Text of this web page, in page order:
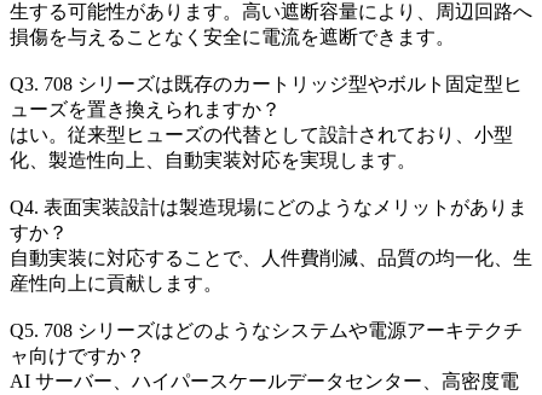
生する可能性があります。高い遮断容量により、周辺回路へ
損傷を与えることなく安全に電流を遮断できます。
Q3. 708 シリーズは既存のカートリッジ型やボルト固定型ヒ
ューズを置き換えられますか？
はい。従来型ヒューズの代替として設計されており、小型
化、製造性向上、自動実装対応を実現します。
Q4. 表面実装設計は製造現場にどのようなメリットがありま
すか？
自動実装に対応することで、人件費削減、品質の均一化、生
産性向上に貢献します。
Q5. 708 シリーズはどのようなシステムや電源アーキテクチ
ャ向けですか？
AI サーバー、ハイパースケールデータセンター、高密度電